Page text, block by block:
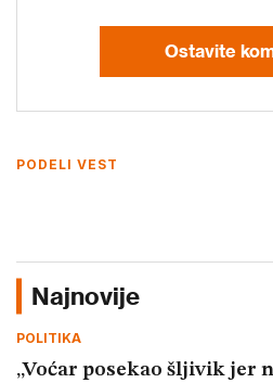
Ostavite
PODELI VEST
Najnovije
POLITIKA
„Voćar posekao šljivik jer